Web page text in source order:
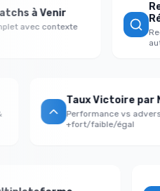
à Venir
avec contexte
Réel
&
Taux Victoire
Performance vs
+fort/faible/égal